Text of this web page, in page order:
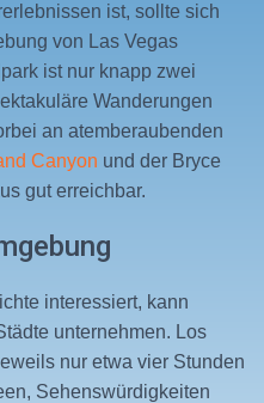
ist, sollte sich
von Las Vegas
ist nur knapp zwei
Wanderungen
an atemberaubenden
Canyon und der Bryce
gut erreichbar.
interessiert, kann
unternehmen. Los
nur etwa vier Stunden
Sehenswürdigkeiten